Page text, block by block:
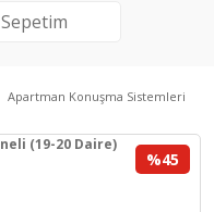
Sepetim
Apartman Konuşma Sistemleri
%45